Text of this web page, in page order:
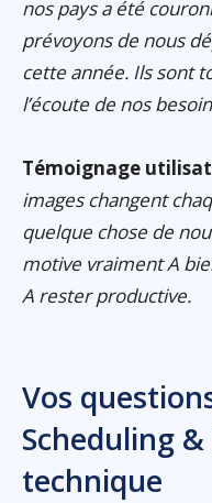
nos pays a été
prévoyons de nous
cette année. Ils sont
l’écoute de nos
Témoignage
images changent
quelque chose de
motive vraiment A
A rester productive.
Vos
Scheduling &
technique